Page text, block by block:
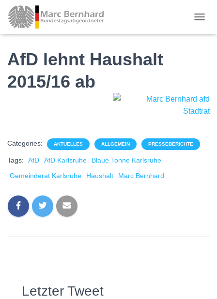
AfD lehnt Haushalt
2015/16 ab
Categories: AKTUELLES ALLGEMEIN PRESSEBERICHTE
Tags: AfD AfD Karlsruhe
Blaue Tonne Karlsruhe
Gemeinderat Karlsruhe
Haushalt Marc Bernhard
Letzter Tweet